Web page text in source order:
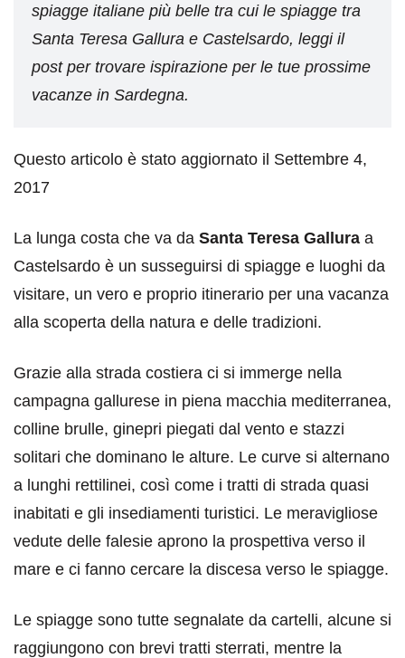
spiagge italiane più belle tra cui le spiagge tra
Santa Teresa Gallura e Castelsardo, leggi il
post per trovare ispirazione per le tue prossime
vacanze in Sardegna.
Questo articolo è stato aggiornato il Settembre 4,
2017
La lunga costa che va da Santa Teresa Gallura a
Castelsardo è un susseguirsi di spiagge e luoghi da
visitare, un vero e proprio itinerario per una vacanza
alla scoperta della natura e delle tradizioni.
Grazie alla strada costiera ci si immerge nella
campagna gallurese in piena macchia mediterranea,
colline brulle, ginepri piegati dal vento e stazzi
solitari che dominano le alture. Le curve si alternano
a lunghi rettilinei, così come i tratti di strada quasi
inabitati e gli insediamenti turistici. Le meravigliose
vedute delle falesie aprono la prospettiva verso il
mare e ci fanno cercare la discesa verso le spiagge.
Le spiagge sono tutte segnalate da cartelli, alcune si
raggiungono con brevi tratti sterrati, mentre la